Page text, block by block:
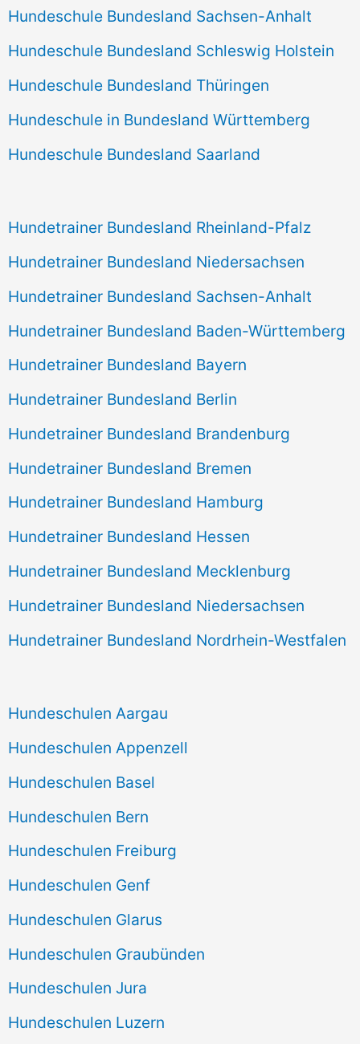
Hundeschule Bundesland Sachsen-Anhalt
Hundeschule Bundesland Schleswig Holstein
Hundeschule Bundesland Thüringen
Hundeschule in Bundesland Württemberg
Hundeschule Bundesland Saarland
Hundetrainer Bundesland Rheinland-Pfalz
Hundetrainer Bundesland Niedersachsen
Hundetrainer Bundesland Sachsen-Anhalt
Hundetrainer Bundesland Baden-Württemberg
Hundetrainer Bundesland Bayern
Hundetrainer Bundesland Berlin
Hundetrainer Bundesland Brandenburg
Hundetrainer Bundesland Bremen
Hundetrainer Bundesland Hamburg
Hundetrainer Bundesland Hessen
Hundetrainer Bundesland Mecklenburg
Hundetrainer Bundesland Niedersachsen
Hundetrainer Bundesland Nordrhein-Westfalen
Hundeschulen Aargau
Hundeschulen Appenzell
Hundeschulen Basel
Hundeschulen Bern
Hundeschulen Freiburg
Hundeschulen Genf
Hundeschulen Glarus
Hundeschulen Graubünden
Hundeschulen Jura
Hundeschulen Luzern